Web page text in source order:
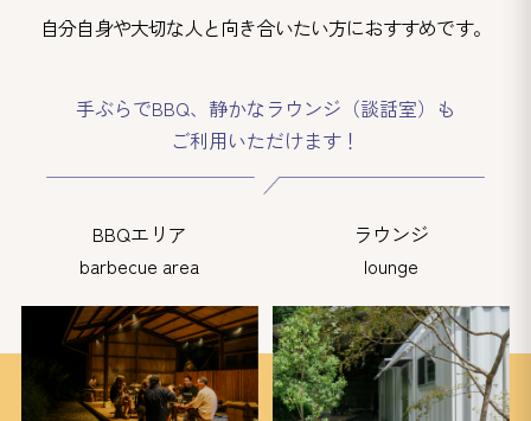
自分自身や大切な人と向き合いたい方におすすめです。
手ぶらでBBQ、静かなラウンジ（談話室）も
ご利用いただけます！
BBQエリア
barbecue area
ラウンジ
lounge